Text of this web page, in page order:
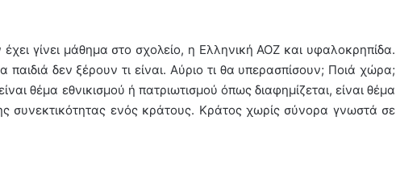
γίνει μάθημα στο σχολείο, η Ελληνική ΑΟΖ και υφαλοκρηπίδα.
παιδιά δεν ξέρουν τι είναι. Αύριο τι θα υπερασπίσουν; Ποιά χώρα;
θέμα εθνικισμού ή πατριωτισμού όπως διαφημίζεται, είναι θέμα
συνεκτικότητας ενός κράτους. Κράτος χωρίς σύνορα γνωστά σε